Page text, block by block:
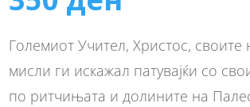
Големиот Учител, Христос, своите
мисли ги искажал патувајќи со
по ритчињата и долините на